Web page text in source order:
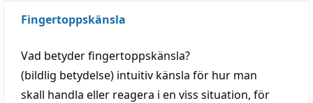
Fingertoppskänsla
Vad betyderfingertoppskänsla?
(bildlig betydelse) intuitiv känsla för hur man
skall handla eller reagera i en viss situation, för